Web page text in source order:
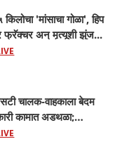
'मांसाचा गोळा', हिप
फ्रॅक्चर अन् मृत्यूशी झुंज...
चालक-वाहकाला बेदम
कामात अडथळा;
घालणाऱ्या तिघांविरुद्ध